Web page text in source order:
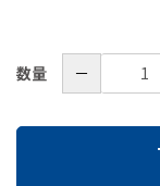
数量 －